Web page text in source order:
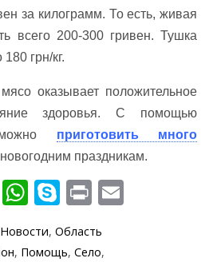
за килограмм. То есть, живая
всего 200-300 гривен. Тушка
грн/кг.
оказывает положительное
здоровья. С помощью
приготовить много
новогодним праздникам.
Vi W
at
S
k
y
Pr
t
Новости, Область
, Помощь, Село,